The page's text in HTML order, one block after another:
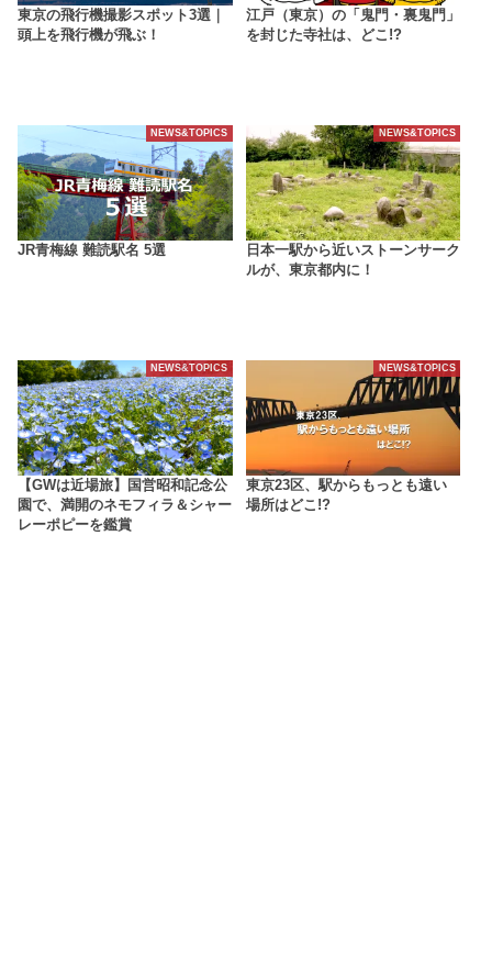
東京の飛行機撮影スポット3選｜
頭上を飛行機が飛ぶ！
江戸（東京）の「鬼門・裏鬼門」
を封じた寺社は、どこ!?
NEWS&TOPICS
JR青梅線 難読駅名 5選
NEWS&TOPICS
日本一駅から近いストーンサーク
ルが、東京都内に！
NEWS&TOPICS
【GWは近場旅】国営昭和記念公
園で、満開のネモフィラ＆シャー
レーポピーを鑑賞
NEWS&TOPICS
東京23区、駅からもっとも遠い
場所はどこ!?